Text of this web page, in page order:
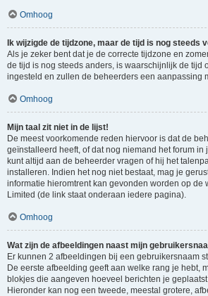
Omhoog
Ik wijzigde de tijdzone, maar de tijd is nog steeds
Als je zeker bent dat je de correcte tijdzone en
de tijd is nog steeds anders, is waarschijnlijk de tijd
ingesteld en zullen de beheerders een aanpassing
Omhoog
Mijn taal zit niet in de lijst!
De meest voorkomende reden hiervoor is dat de
geïnstalleerd heeft, of dat nog niemand het forum in
kunt altijd aan de beheerder vragen of hij het
installeren. Indien het nog niet bestaat, mag je
informatie hieromtrent kan gevonden worden op de
Limited (de link staat onderaan iedere pagina).
Omhoog
Wat zijn de afbeeldingen naast mijn
Er kunnen 2 afbeeldingen bij een gebruikersnaam
De eerste afbeelding geeft aan welke rang je hebt,
blokjes die aangeven hoeveel berichten je
Hieronder kan nog een tweede, meestal grotere,